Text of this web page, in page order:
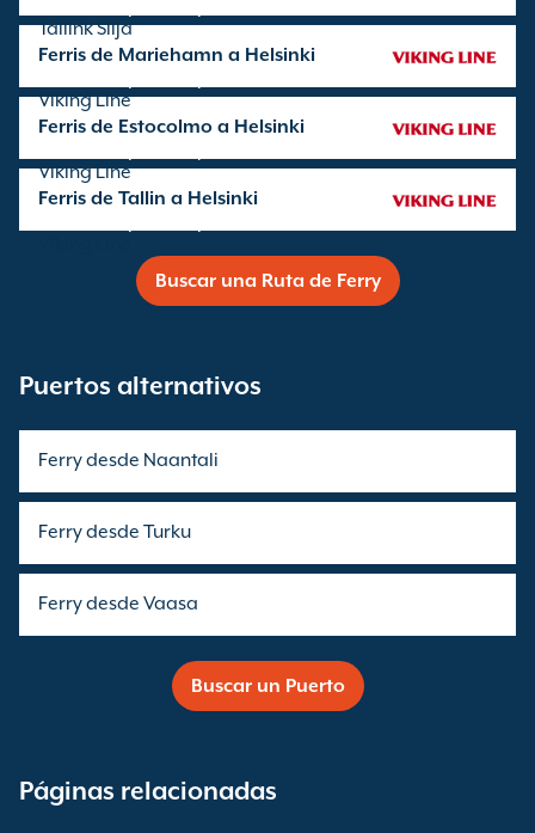
Tallink Silja
Ferris de Mariehamn a Helsinki
Viking Line
Ferris de Estocolmo a Helsinki
Viking Line
Ferris de Tallin a Helsinki
Buscar una Ruta de Ferry
Puertos alternativos
Ferry desde Naantali
Ferry desde Turku
Ferry desde Vaasa
Buscar un Puerto
Páginas relacionadas